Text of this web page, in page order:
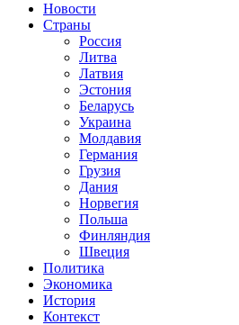
Новости
Страны
Россия
Литва
Латвия
Эстония
Беларусь
Украина
Молдавия
Германия
Грузия
Дания
Норвегия
Польша
Финляндия
Швеция
Политика
Экономика
История
Контекст